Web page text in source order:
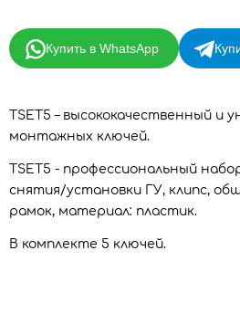
Купить в WhatsApp
TSET5 – высококачественный и
монтажных ключей.
TSET5 - профессиональный
снятия/установки ГУ, клипс,
рамок, материал: пластик.
В комплекте 5 ключей.